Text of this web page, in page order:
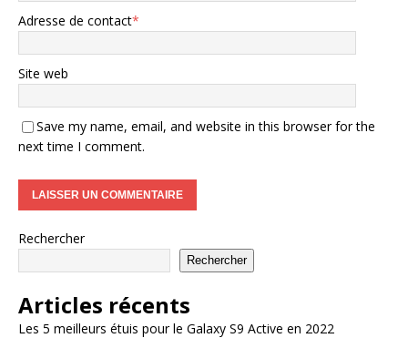
Adresse de contact*
Site web
Save my name, email, and website in this browser for the
next time I comment.
Rechercher
Rechercher
Articles récents
Les 5 meilleurs étuis pour le Galaxy S9 Active en 2022